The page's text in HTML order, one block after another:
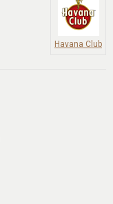
Havana Club